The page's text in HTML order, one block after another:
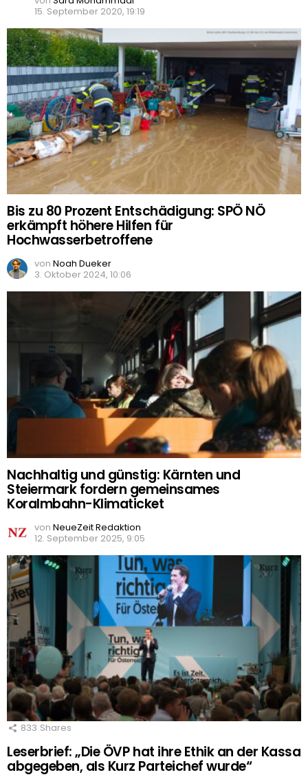
15. September 2020, 19:19
Bis zu 80 Prozent Entschädigung: SPÖ NÖ
erkämpft höhere Hilfen für
Hochwasserbetroffene
von Noah Dueker
3. Oktober 2024, 10:06
Nachhaltig und günstig: Kärnten und
Steiermark fordern gemeinsames
Koralmbahn-Klimaticket
von NeueZeit Redaktion
12. September 2025, 9:05
833 Shares
Leserbrief: „Die ÖVP hat ihre Ethik an der Kassa
abgegeben, als Kurz Parteichef wurde“